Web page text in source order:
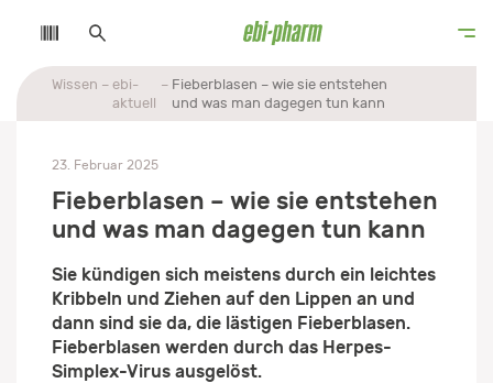
Wissen
ebi-
aktuell
Fieberblasen – wie sie entstehen
und was man dagegen tun kann
23. Februar 2025
Fieberblasen – wie sie entstehen
und was man dagegen tun kann
Sie kündigen sich meistens durch ein leichtes
Kribbeln und Ziehen auf den Lippen an und
dann sind sie da, die lästigen Fieberblasen.
Fieberblasen werden durch das Herpes-
Simplex-Virus ausgelöst.